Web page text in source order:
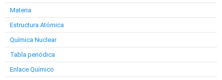
Materia
Estructura Atómica
Química Nuclear
Tabla periódica
Enlace Químico